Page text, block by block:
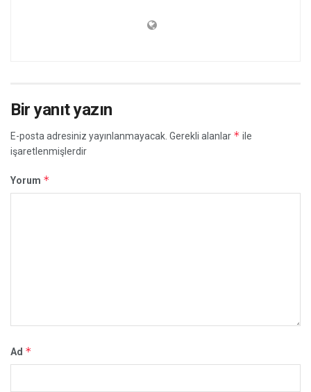
Bir yanıt yazın
E-posta adresiniz yayınlanmayacak. Gerekli alanlar * ile
işaretlenmişlerdir
Yorum *
Ad *